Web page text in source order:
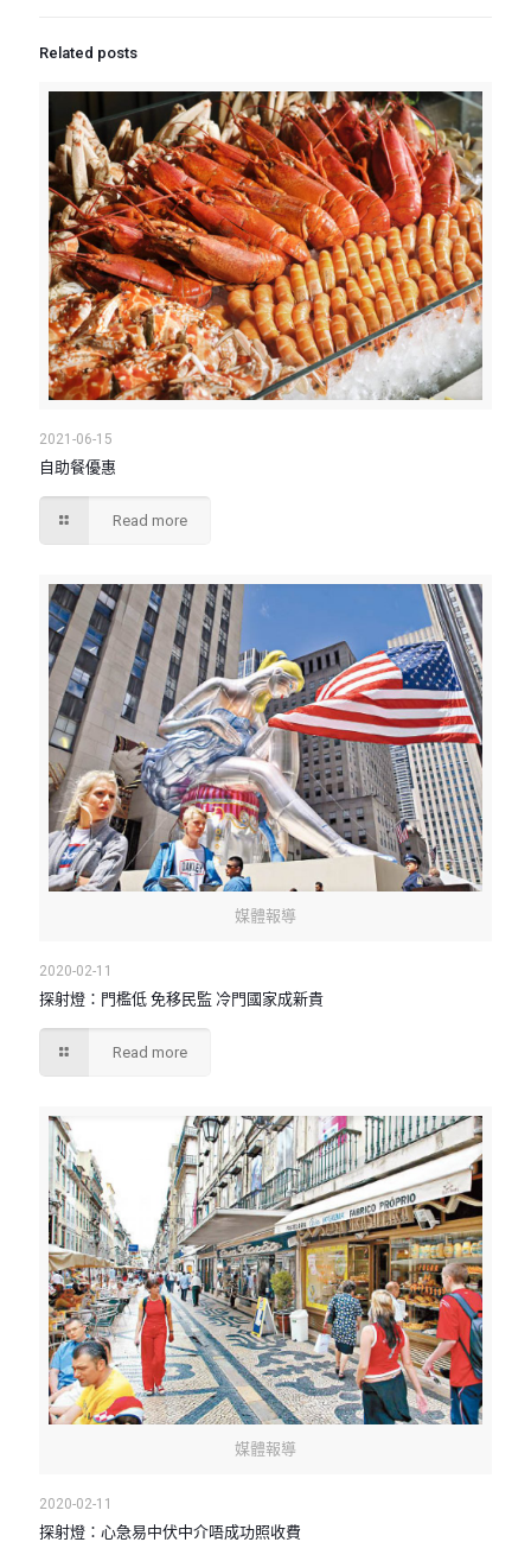
Related posts
2021-06-15
自助餐優惠
Read more
媒體報導
2020-02-11
探射燈：門檻低 免移民監 冷門國家成新貴
Read more
媒體報導
2020-02-11
探射燈：心急易中伏中介唔成功照收費